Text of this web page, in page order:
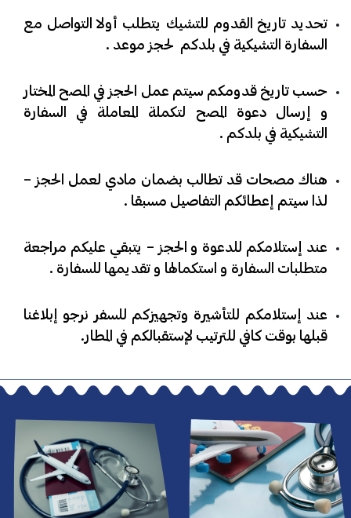
​تحديد تاريخ القدوم للتشيك يتطلب أولا التواصل مع
السفارة التشيكية في بلدكم لحجز موعد .
​حسب تاريخ قدومكم سيتم عمل الحجز في المصح المختار
و إرسال دعوة المصح لتكملة المعاملة في السفارة
التشيكية في بلدكم .
​هناك مصحات قد تطالب بضمان مادي لعمل الحجز –
لذا سيتم إعطائكم التفاصيل مسبقا .
​عند إستلامكم للدعوة و الحجز – يتبقي عليكم مراجعة
متطلبات السفارة و استكمالها و تقديمها للسفارة .
​عند إستلامكم للتأشيرة وتجهيزكم للسفر نرجو إبلاغنا
قبلها بوقت كافي للترتيب لإستقبالكم في المطار.